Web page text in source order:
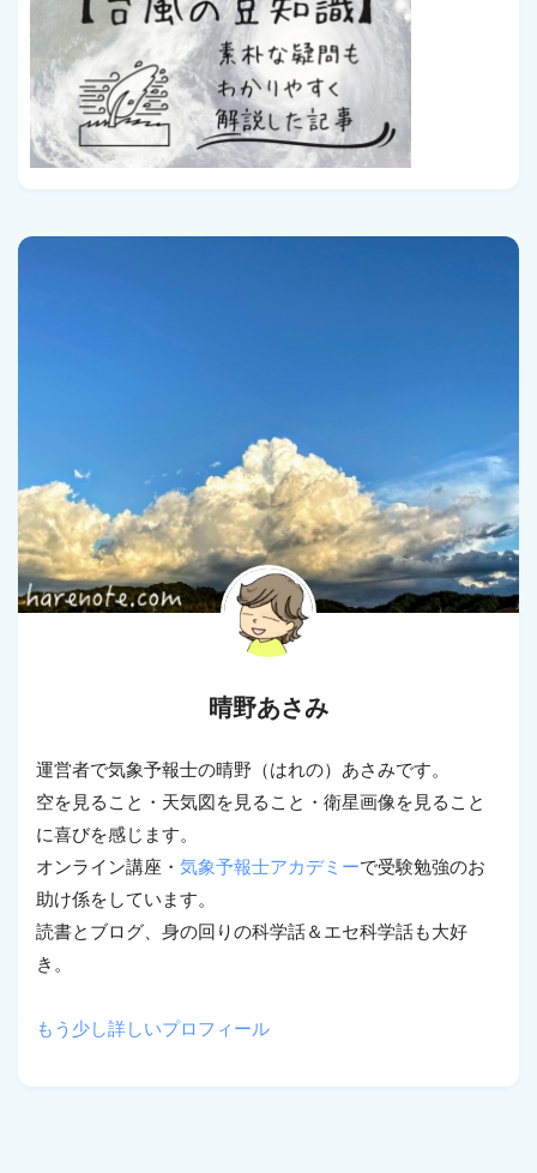
晴野あさみ
運営者で気象予報士の晴野（はれの）あさみです。
空を見ること・天気図を見ること・衛星画像を見ること
に喜びを感じます。
オンライン講座・ 気象予報士アカデミーで受験勉強のお
助け係をしています。
読書とブログ、身の回りの科学話＆エセ科学話も大好
き。
もう少し詳しいプロフィール